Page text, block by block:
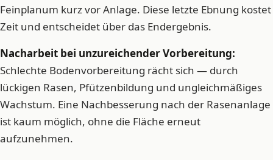
Feinplanum kurz vor Anlage. Diese letzte Ebnung kostet
Zeit und entscheidet über das Endergebnis.
Nacharbeit bei unzureichender Vorbereitung:
Schlechte Bodenvorbereitung rächt sich — durch
lückigen Rasen, Pfützenbildung und ungleichmäßiges
Wachstum. Eine Nachbesserung nach der Rasenanlage
ist kaum möglich, ohne die Fläche erneut
aufzunehmen.